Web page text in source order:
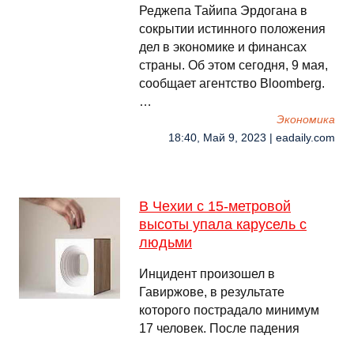
Реджепа Тайипа Эрдогана в
сокрытии истинного положения
дел в экономике и финансах
страны. Об этом сегодня, 9 мая,
сообщает агентство Bloomberg.
…
Экономика
18:40, Май 9, 2023 | eadaily.com
В Чехии c 15-метровой
высоты упала карусель с
людьми
Инцидент произошел в
Гавиржове, в результате
которого пострадало минимум
17 человек. После падения